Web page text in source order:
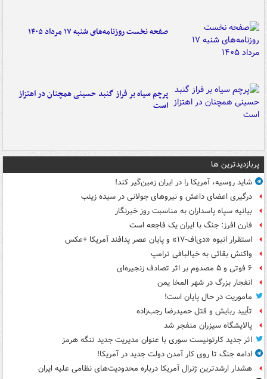
صفحه نخست روزنامه‌های شنبه ۱۷ مرداد ۱۴۰۵
پرچم سیاه بر فراز گنبد حسینی همچنان در اهتزاز
است
پربازدیدترین ها
شاید روسیه، آمریکا را در ایران زمین‌گیر کند!
درگیری اعضای داعش و نیروهای جولانی در سیده زینب
بیانیه سپاه پاسداران به مناسبت روز خبرنگار
فارن افرز: جنگ با ایران یک فاجعه است
استقرار انبوه «دی‌اف‑۱۷» و پایان عصر پدافند آمریکا +عکس
واکنش بقائی به خیالبافی ترامپ
۶ فوتی و ۵ مصدوم بر اثر تصادف زنجیره‌ای
انفجار بزرگ در شهر المخا یمن
ماموریت در حال پایان است!
تأیید ربایش و قتل حمیدرضا رجب‌زاده
پالایشگاه سیزران منفجر شد
اثر جدید کارتونیست سوری با عنوان مدیریت جدید تنگه هرمز
ادامه جنگ تا روی کار آمدن دولت جدید در آمریکا!
هشدار ارشدترین ژنرال آمریکا درباره محدودیت‌های نظامی علیه ایران